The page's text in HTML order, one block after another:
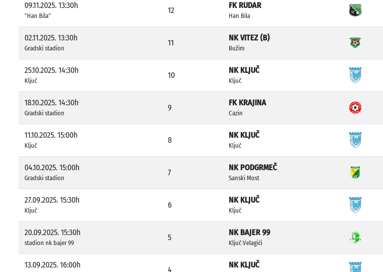
09.11.2025. 13:30h
"Han Bila"
12
FK RUDAR
Han Bila
02.11.2025. 13:30h
Gradski stadion
11
NK VITEZ (B)
Bužim
25.10.2025. 14:30h
Ključ
10
NK KLJUČ
Ključ
18.10.2025. 14:30h
Gradski stadion
9
FK KRAJINA
Cazin
11.10.2025. 15:00h
Ključ
8
NK KLJUČ
Ključ
04.10.2025. 15:00h
Gradski stadion
7
NK PODGRMEČ
Sanski Most
27.09.2025. 15:30h
Ključ
6
NK KLJUČ
Ključ
20.09.2025. 15:30h
stadion nk bajer 99
5
NK BAJER 99
Ključ Velagići
13.09.2025. 16:00h
4
NK KLJUČ